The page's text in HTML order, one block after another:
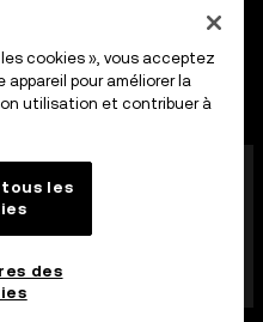
sous le nom commercial
de trading de
que Fournisseur de
la MFSA conformément à
marchés de cryptoactifs
cookies », vous acceptez
pour améliorer la
utilisation et contribuer à
les
des